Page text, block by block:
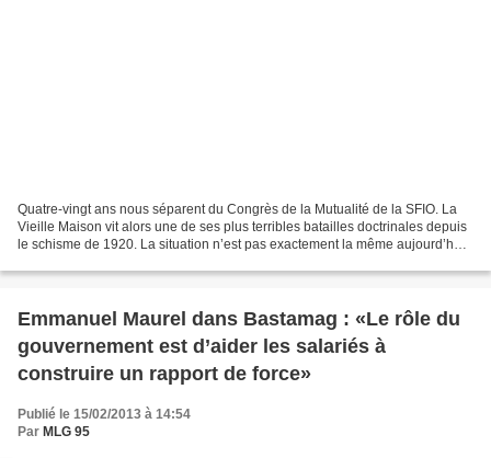
Quatre-vingt ans nous séparent du Congrès de la Mutualité de la SFIO. La
Vieille Maison vit alors une de ses plus terribles batailles doctrinales depuis
le schisme de 1920. La situation n’est pas exactement la même aujourd’hui
Emmanuel Maurel dans Bastamag : «Le rôle du
gouvernement est d’aider les salariés à
construire un rapport de force»
Publié le 15/02/2013 à 14:54
Par MLG 95